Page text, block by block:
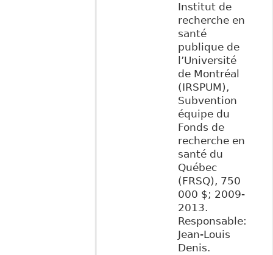
Institut de
recherche en
santé
publique de
l’Université
de Montréal
(IRSPUM),
Subvention
équipe du
Fonds de
recherche en
santé du
Québec
(FRSQ), 750
000 $; 2009-
2013.
Responsable:
Jean-Louis
Denis.